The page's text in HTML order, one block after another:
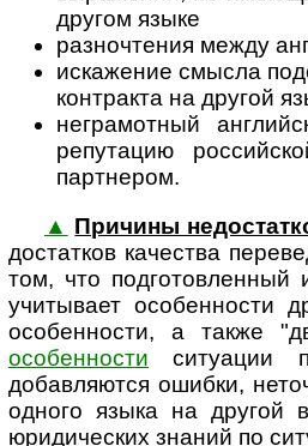
другом языке
разночтения между
искажение смысла
контракта на другой
неграмотный
репутацию
партнером.
▲ Причины
до­с­тат­ков качества
том, что подготовленный
учитывает особенности
особенности, а также
особенности ситуации
добавляются ошибки,
одного языка на другой
юридических знаний по